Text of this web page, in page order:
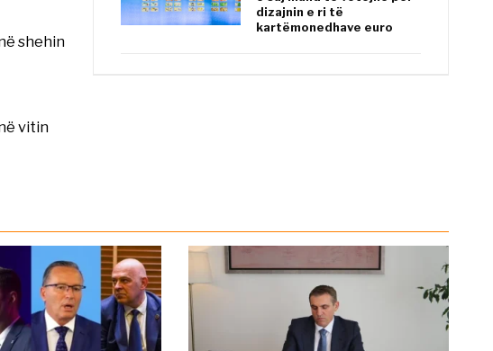
shehin
vitin
dizajnin e ri të
kartëmonedhave euro